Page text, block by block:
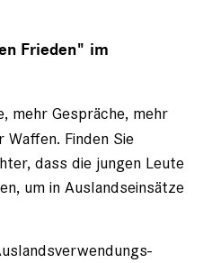
Frieden" im
mehr Gespräche, mehr
Finden Sie
dass die jungen Leute
um in Auslands­einsätze